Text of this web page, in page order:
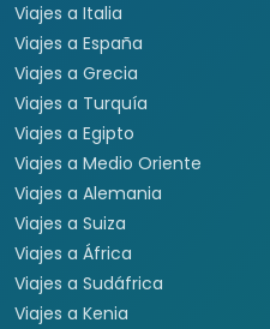
Viajes a Italia
Viajes a España
Viajes a Grecia
Viajes a Turquía
Viajes a Egipto
Viajes a Medio Oriente
Viajes a Alemania
Viajes a Suiza
Viajes a África
Viajes a Sudáfrica
Viajes a Kenia